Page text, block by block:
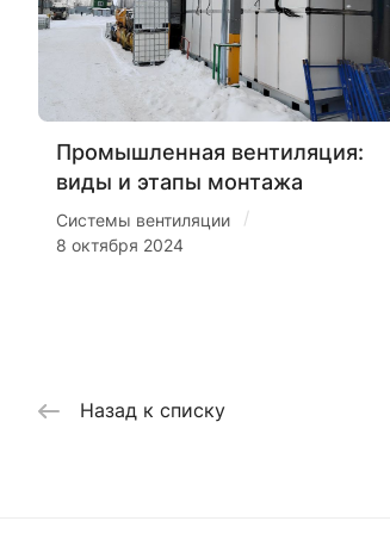
Промышленная вентиляция:
виды и этапы монтажа
Системы вентиляции /
8 октября 2024
Назад к списку